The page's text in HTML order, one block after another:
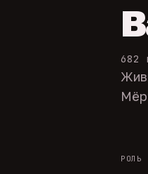
682
РОЛЬ